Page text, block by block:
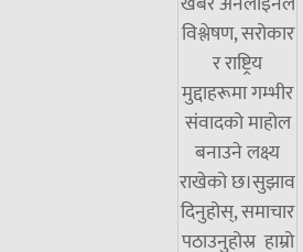
विश्लेषण, सरोकार
र राष्ट्रिय
मुद्दाहरूमा गम्भीर
संवादको माहोल
बनाउने लक्ष्य
राखेको छ।सुझाव
दिनुहोस्, समाचार
पठाउनुहोस्र हाम्रो